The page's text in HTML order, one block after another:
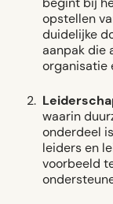
opstellen
duidelijke
aanpak die
organisatie
waarin
onderdeel
leiders en
voorbeeld